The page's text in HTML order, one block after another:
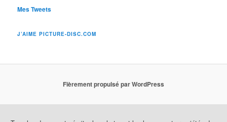
Mes Tweets
J’AIME PICTURE-DISC.COM
Fièrement propulsé par WordPress